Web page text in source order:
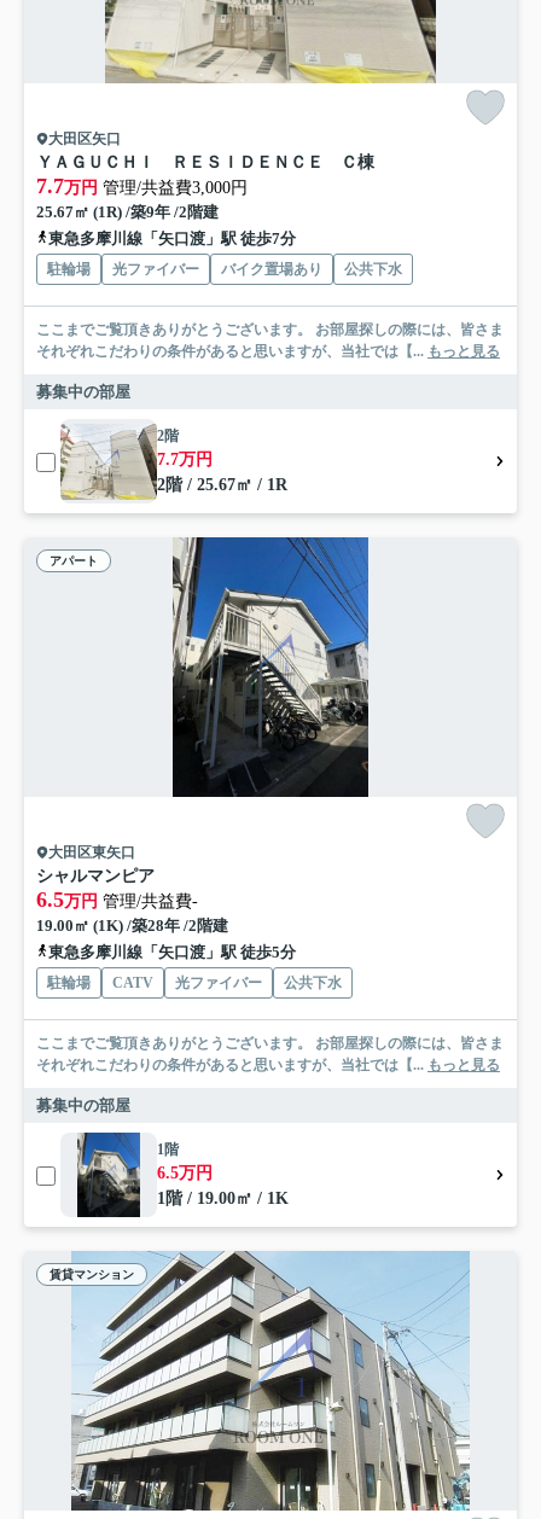
大田区矢口
ＹＡＧＵＣＨＩ ＲＥＳＩＤＥＮＣＥ Ｃ棟
7.7万円 管理/共益費3,000円
25.67㎡ (1R) /築9年 /2階建
東急多摩川線「矢口渡」駅 徒歩7分
駐輪場 光ファイバー バイク置場あり 公共下水
ここまでご覧頂きありがとうございます。 お部屋探しの際には、皆さま
それぞれこだわりの条件があると思いますが、当社では【... もっと見る
募集中の部屋
2階
7.7万円
2階 / 25.67㎡ / 1R
アパート
大田区東矢口
シャルマンピア
6.5万円 管理/共益費-
19.00㎡ (1K) /築28年 /2階建
東急多摩川線「矢口渡」駅 徒歩5分
駐輪場 CATV 光ファイバー 公共下水
ここまでご覧頂きありがとうございます。 お部屋探しの際には、皆さま
それぞれこだわりの条件があると思いますが、当社では【... もっと見る
募集中の部屋
1階
6.5万円
1階 / 19.00㎡ / 1K
賃貸マンション